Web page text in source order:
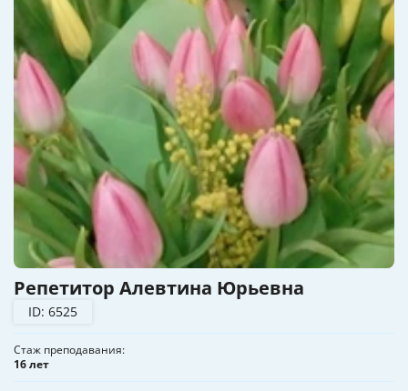
Репетитор Алевтина Юрьевна
ID: 6525
Стаж преподавания
16 лет